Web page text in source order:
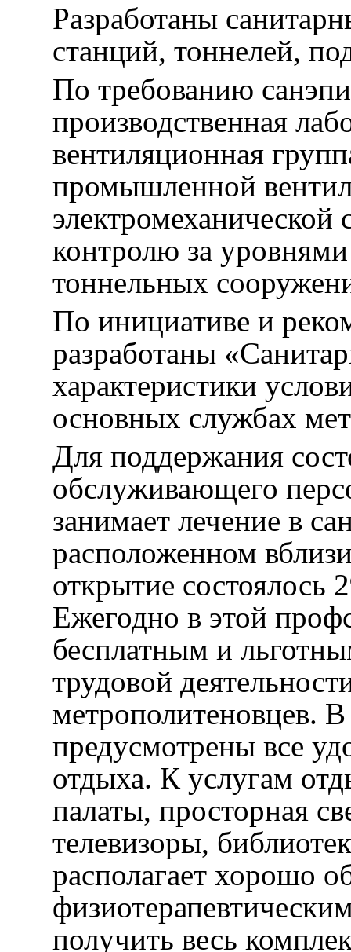
Разработаны
станций, тоннелей,
По требованию
производственная
вентиляционная
промышленной
электромеханической
контролю за
тоннельных
По инициативе и
разработаны
характеристики
основных службах
Для поддержания
обслуживающего
занимает лечение в
расположенном
открытие состоялось
Ежегодно в этой
бесплатным и
трудовой
метрополитеновцев.
предусмотрены все
отдыха. К услугам
палаты, просторная
телевизоры,
располагает хорошо
получить весь